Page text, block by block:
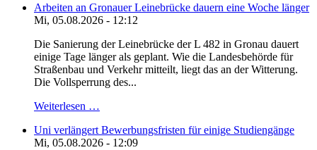
Arbeiten an Gronauer Leinebrücke dauern eine Woche länger
Mi, 05.08.2026 - 12:12
Die Sanierung der Leinebrücke der L 482 in Gronau dauert
einige Tage länger als geplant. Wie die Landesbehörde für
Straßenbau und Verkehr mitteilt, liegt das an der Witterung.
Die Vollsperrung des...
Weiterlesen …
Uni verlängert Bewerbungsfristen für einige Studiengänge
Mi, 05.08.2026 - 12:09